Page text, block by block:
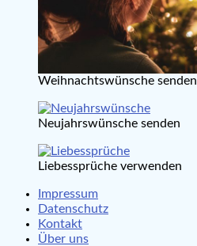
Weihnachtswünsche senden
Neujahrswünsche senden
Liebessprüche verwenden
Impressum
Datenschutz
Kontakt
Über uns